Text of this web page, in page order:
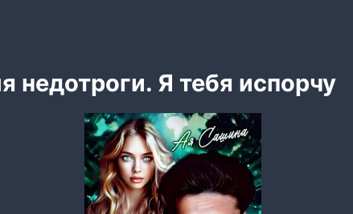
недотроги. Я тебя испорчу